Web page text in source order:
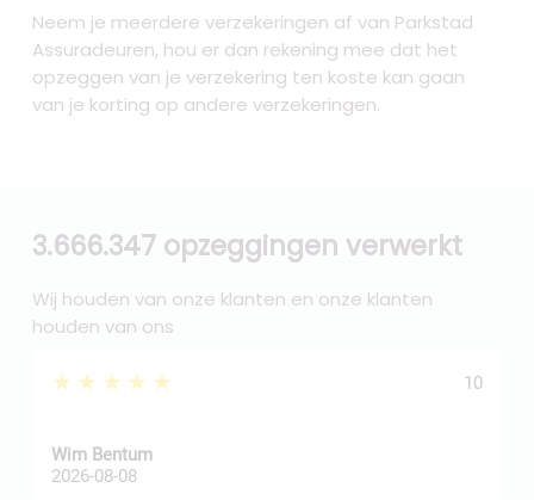
Neem je meerdere verzekeringen af van Parkstad
Assuradeuren, hou er dan rekening mee dat het
opzeggen van je verzekering ten koste kan gaan
van je korting op andere verzekeringen.
3.666.347 opzeggingen verwerkt
Wij houden van onze klanten en onze klanten
houden van ons
★★★★★ 10
Wim Bentum
2026-08-08